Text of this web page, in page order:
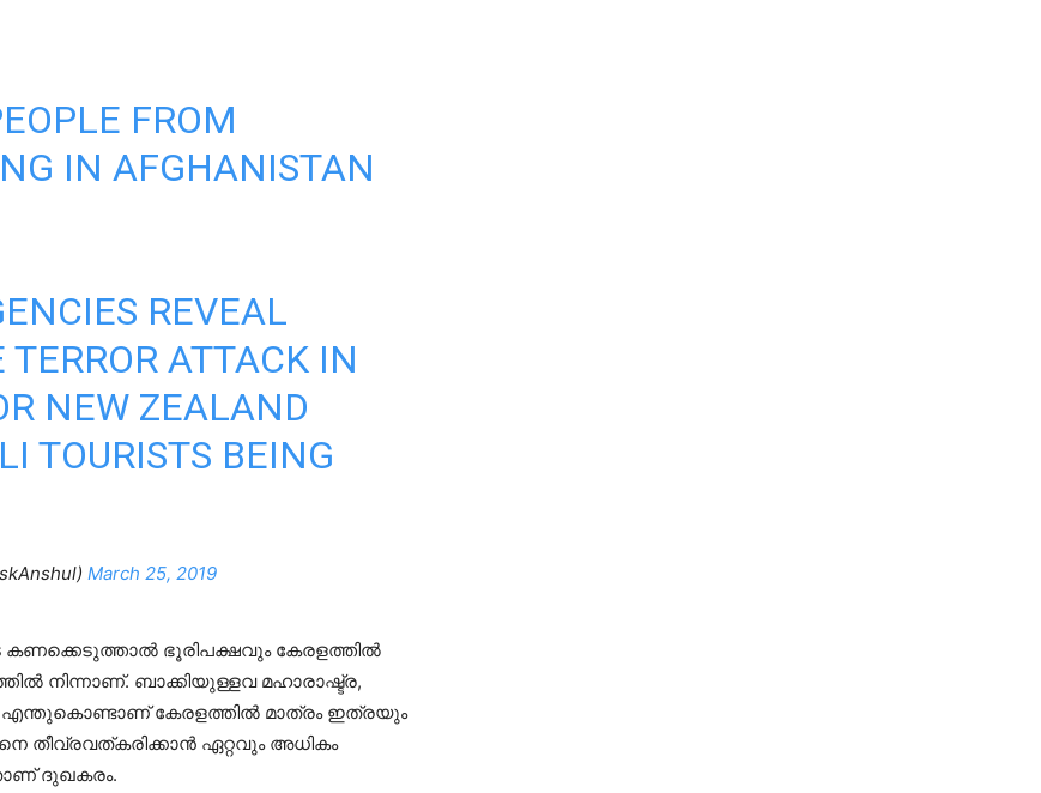
FROM
IN AFGHANISTAN
REVEAL
ATTACK IN
NEW ZEALAND
TOURISTS BEING
March 25, 2019
ഭൂരിപക്ഷവും കേരളത്തിൽ
നിന്നാണ്. ബാക്കിയുള്ളവ മഹാരാഷ്ട്ര,
എന്തുകൊണ്ടാണ് കേരളത്തിൽ മാത്രം ഇത്രയും
തീവ്രവത്കരിക്കാൻ ഏറ്റവും അധികം
ദുഖകരം.